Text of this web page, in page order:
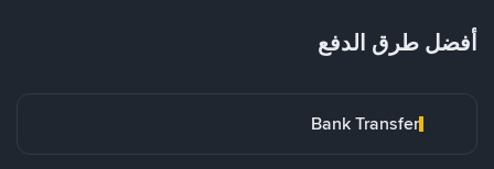
أفضل طرق الدفع
Bank Transfer